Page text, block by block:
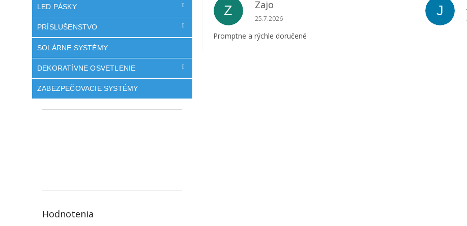
LED PÁSKY
PRÍSLUŠENSTVO
SOLÁRNE SYSTÉMY
DEKORATÍVNE OSVETLENIE
ZABEZPEČOVACIE SYSTÉMY
Hodnotenia
Z Zajo
Hodnotenie obchodu je 5 z 5 hviezdičiek.
25.7.2026
Promptne a rýchle doručené
J